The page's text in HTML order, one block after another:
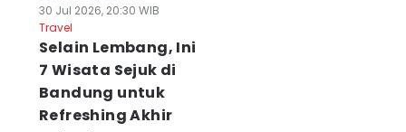
30 Jul 2026, 20:30 WIB
Travel
Selain Lembang, Ini
7 Wisata Sejuk di
Bandung untuk
Refreshing Akhir